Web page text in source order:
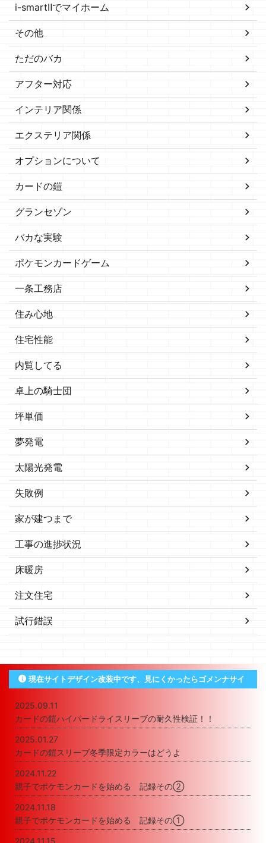
i-smartⅡでマイホーム
その他
ただのバカ
アフター対応
インテリア関係
エクステリア関係
オプションについて
カードの鎧
グランセゾン
バカな実験
ポケモンカードゲーム
一条工務店
住み心地
住宅性能
内覧してる
卓上の騎士団
坪単価
夢発電
太陽光発電
失敗例
家が建つまで
工事の進捗状況
床暖房
注文住宅
試行錯誤
現在サイトデザイン改装中です、見にくかったらゴメンナサイ
2025.09.11
カードの鎧ハイパードライスリーブの耐久性検証！！
2025.01.27
カードの鎧スリーブ冬季限定カラーはどうよ
2024.11.22
親子でポケモンカードを始める 記録その②
2024.11.18
親子でポケモンカードを始める 記録その①
2024.11.15